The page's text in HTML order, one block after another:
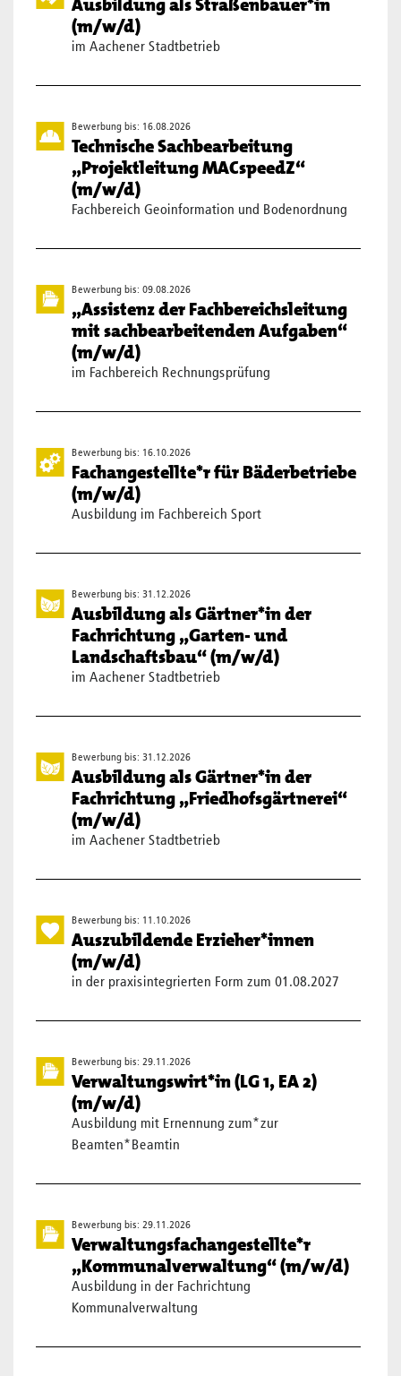
(m/w/d)
im Aachener Stadtbetrieb
Bewerbung bis: 16.08.2026
Technische Sachbearbeitung
„Projektleitung MACspeedZ“
(m/w/d)
Fachbereich Geoinformation und Bodenordnung
Bewerbung bis: 09.08.2026
„Assistenz der Fachbereichsleitung
mit sachbearbeitenden Aufgaben“
(m/w/d)
im Fachbereich Rechnungsprüfung
Bewerbung bis: 16.10.2026
Fachangestellte*r für Bäderbetriebe
(m/w/d)
Ausbildung im Fachbereich Sport
Bewerbung bis: 31.12.2026
Ausbildung als Gärtner*in der
Fachrichtung „Garten- und
Landschaftsbau“ (m/w/d)
im Aachener Stadtbetrieb
Bewerbung bis: 31.12.2026
Ausbildung als Gärtner*in der
Fachrichtung „Friedhofsgärtnerei“
(m/w/d)
im Aachener Stadtbetrieb
Bewerbung bis: 11.10.2026
Auszubildende Erzieher*innen
(m/w/d)
in der praxisintegrierten Form zum 01.08.2027
Bewerbung bis: 29.11.2026
Verwaltungswirt*in (LG 1, EA 2)
(m/w/d)
Ausbildung mit Ernennung zum*zur
Beamten*Beamtin
Bewerbung bis: 29.11.2026
Verwaltungsfachangestellte*r
„Kommunalverwaltung“ (m/w/d)
Ausbildung in der Fachrichtung
Kommunalverwaltung